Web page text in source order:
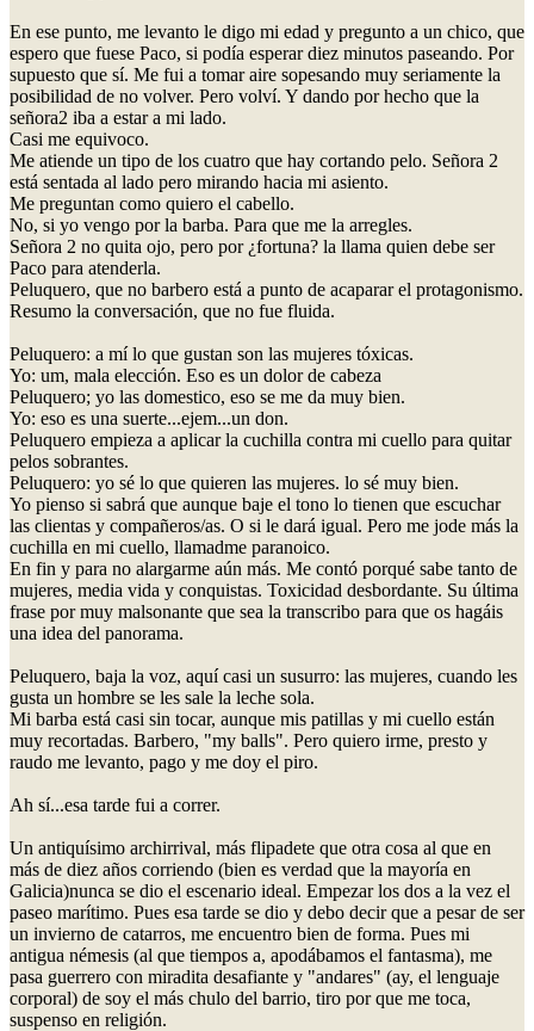
En ese punto, me levanto le digo mi edad y pregunto a un chico, que
espero que fuese Paco, si podía esperar diez minutos paseando. Por
supuesto que sí. Me fui a tomar aire sopesando muy seriamente la
posibilidad de no volver. Pero volví. Y dando por hecho que la
señora2 iba a estar a mi lado.
Casi me equivoco.
Me atiende un tipo de los cuatro que hay cortando pelo. Señora 2
está sentada al lado pero mirando hacia mi asiento.
Me preguntan como quiero el cabello.
No, si yo vengo por la barba. Para que me la arregles.
Señora 2 no quita ojo, pero por ¿fortuna? la llama quien debe ser
Paco para atenderla.
Peluquero, que no barbero está a punto de acaparar el protagonismo.
Resumo la conversación, que no fue fluida.
Peluquero: a mí lo que gustan son las mujeres tóxicas.
Yo: um, mala elección. Eso es un dolor de cabeza
Peluquero; yo las domestico, eso se me da muy bien.
Yo: eso es una suerte...ejem...un don.
Peluquero empieza a aplicar la cuchilla contra mi cuello para quitar
pelos sobrantes.
Peluquero: yo sé lo que quieren las mujeres. lo sé muy bien.
Yo pienso si sabrá que aunque baje el tono lo tienen que escuchar
las clientas y compañeros/as. O si le dará igual. Pero me jode más la
cuchilla en mi cuello, llamadme paranoico.
En fin y para no alargarme aún más. Me contó porqué sabe tanto de
mujeres, media vida y conquistas. Toxicidad desbordante. Su última
frase por muy malsonante que sea la transcribo para que os hagáis
una idea del panorama.
Peluquero, baja la voz, aquí casi un susurro: las mujeres, cuando les
gusta un hombre se les sale la leche sola.
Mi barba está casi sin tocar, aunque mis patillas y mi cuello están
muy recortadas. Barbero, "my balls". Pero quiero irme, presto y
raudo me levanto, pago y me doy el piro.
Ah sí...esa tarde fui a correr.
Un antiquísimo archirrival, más flipadete que otra cosa al que en
más de diez años corriendo (bien es verdad que la mayoría en
Galicia)nunca se dio el escenario ideal. Empezar los dos a la vez el
paseo marítimo. Pues esa tarde se dio y debo decir que a pesar de ser
un invierno de catarros, me encuentro bien de forma. Pues mi
antigua némesis (al que tiempos a, apodábamos el fantasma), me
pasa guerrero con miradita desafiante y "andares" (ay, el lenguaje
corporal) de soy el más chulo del barrio, tiro por que me toca,
suspenso en religión.